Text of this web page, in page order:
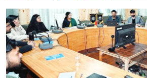
खेल
राजनीति
नौकरियां